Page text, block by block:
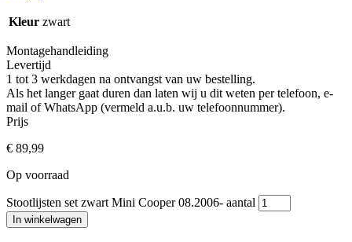
Kleur zwart
Montagehandleiding
Levertijd
1 tot 3 werkdagen na ontvangst van uw bestelling.
Als het langer gaat duren dan laten wij u dit weten per telefoon, e-
mail of WhatsApp (vermeld a.u.b. uw telefoonnummer).
Prijs
€ 89,99
Op voorraad
Stootlijsten set zwart Mini Cooper 08.2006- aantal
In winkelwagen